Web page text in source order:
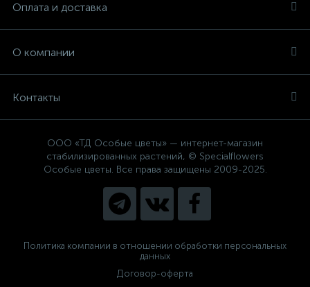
Оплата и доставка
О компании
Контакты
ООО «ТД Особые цветы» — интернет-магазин
стабилизированных растений, © Specialflowers
Особые цветы. Все права защищены 2009-2025.
Политика компании в отношении обработки персональных
данных
Договор-оферта